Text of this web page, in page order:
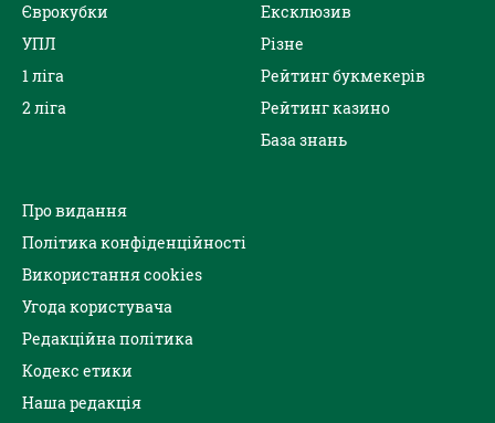
Єврокубки
УПЛ
1 ліга
2 ліга
Ексклюзив
Різне
Рейтинг букмекерів
Рейтинг казино
База знань
Про видання
Політика конфіденційності
Використання cookies
Угода користувача
Редакційна політика
Кодекс етики
Наша редакція